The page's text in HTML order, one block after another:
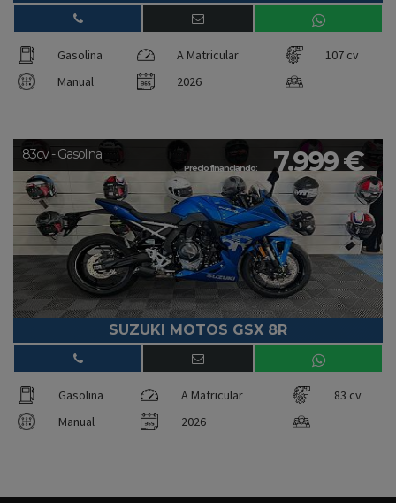
Gasolina A Matricular
107 cv
Manual
2026
Precio financiando: 7.999 €
83cv - Gasolina
SUZUKI MOTOS GSX 8R
Gasolina A Matricular
83 cv
Manual
2026